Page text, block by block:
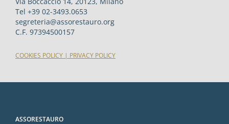
Tel +39 02-3493.0653
segreteria@assorestauro.org
C.F. 97394500157
COOKIES POLICY | PRIVACY POLICY
ASSORESTAURO